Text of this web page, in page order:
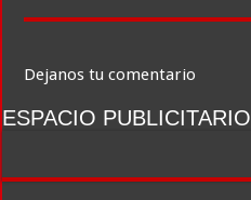
Dejanos tu comentario
ESPACIO PUBLICITARIO